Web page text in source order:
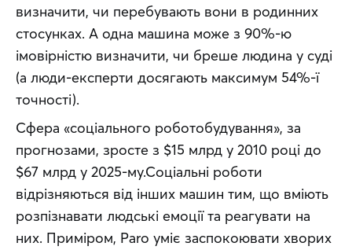
визначити, чи перебувають вони в родинних
стосунках. А одна машина може з 90%-ю
імовірністю визначити, чи бреше людина у суді
(а люди-експерти досягають максимум 54%-ї
точності).
Сфера «соціального роботобудування», за
прогнозами, зросте з $15 млрд у 2010 році до
$67 млрд у 2025-му.Соціальні роботи
відрізняються від інших машин тим, що вміють
розпізнавати людські емоції та реагувати на
них. Приміром, Paro уміє заспокоювати хворих